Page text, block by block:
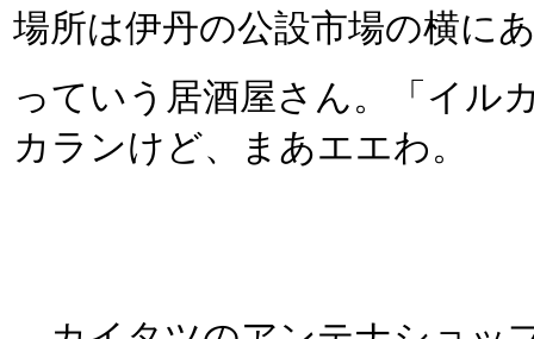
場所は伊丹の公設市場の横に
っていう居酒屋さん。「イル
カランけど、まあエエわ。